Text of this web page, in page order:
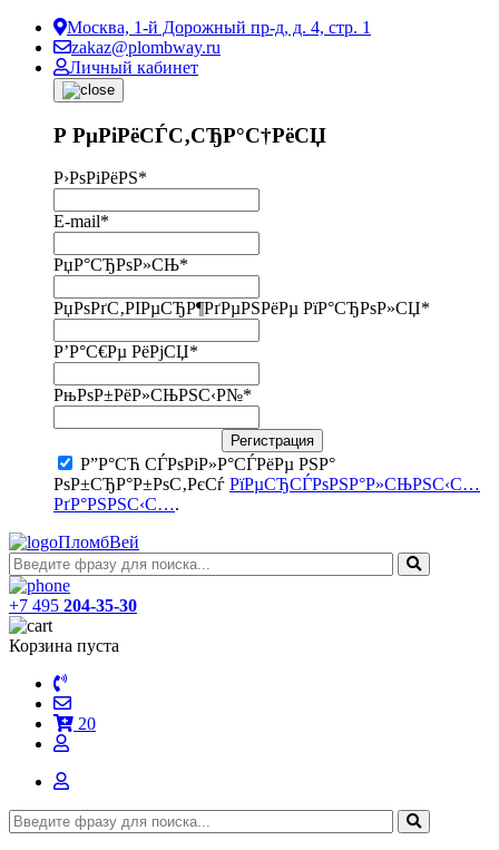
Москва, 1-й Дорожный пр-д, д. 4, стр. 1
zakaz@plombway.ru
Личный кабинет
Р РµРіРёСЃС‚СЂР°С†РёСЏ
Р›РѕРіРёРЅ*
E-mail*
РџР°СЂРѕР»СЊ*
РџРѕРґС‚РІРµСЂР¶РґРµРЅРёРµ РїР°СЂРѕР»СЏ*
Р’Р°С€Рµ РёРјСЏ*
РњРѕР±РёР»СЊРЅС‹Р№*
Регистрация
Р”Р°СЋ СЃРѕРіР»Р°СЃРёРµ РЅР°
РѕР±СЂР°Р±РѕС‚РєСѓ РїРµСЂСЃРѕРЅР°Р»СЊРЅС‹С…
РґР°РЅРЅС‹С….
ПломбВей
+7 495 204-35-30
Корзина пуста
20